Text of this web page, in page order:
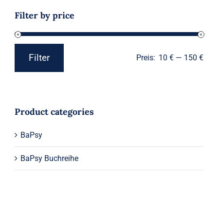
Filter by price
Max.
Filter Preis: 10 € — 150 €
Product categories
BaPsy
BaPsy Buchreihe